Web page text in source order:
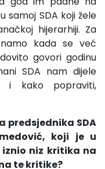
samoj SDA koji žele
hijerarhiji. Za
kada se već
govori godinu
SDA nam dijele
i kako popraviti,
predsjednika SDA
koji je u
niz kritika na
te kritike?